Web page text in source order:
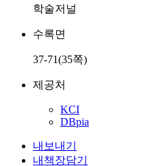
학술저널
수록면
37-71(35쪽)
제공처
KCI
DBpia
내보내기
내책장담기